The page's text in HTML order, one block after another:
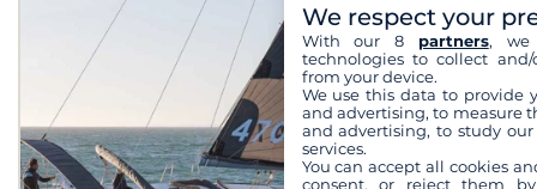
We respect your
With our 8 partners, we
technologies to collect
from your device.
We use this data to provide
and advertising, to measure
and advertising, to study
services.
You can accept all cookies
consent, or reject them